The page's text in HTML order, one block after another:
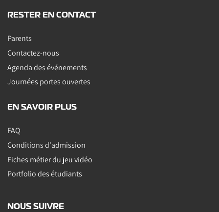
RESTER EN CONTACT
Parents
Contactez-nous
Agenda des événements
Journées portes ouvertes
EN SAVOIR PLUS
FAQ
Conditions d'admission
Fiches métier du jeu vidéo
Portfolio des étudiants
NOUS SUIVRE